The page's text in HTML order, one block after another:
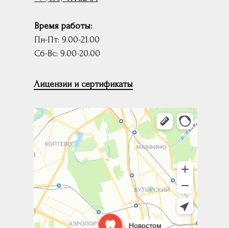
Время работы:
Пн-Пт: 9.00-21.00
Сб-Вс: 9.00-20.00
Лицензии и сертификаты